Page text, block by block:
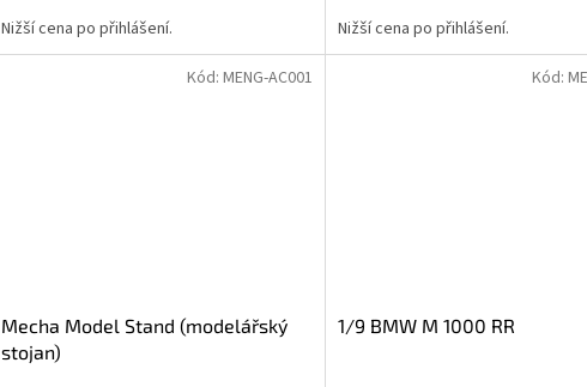
Nižší cena po přihlášení. Nižší cena po přihlášení.
Mecha Model Stand (modelářský
stojan)
Kód: MENG-AC001
1/9 BMW M 1000 RR
Kód: